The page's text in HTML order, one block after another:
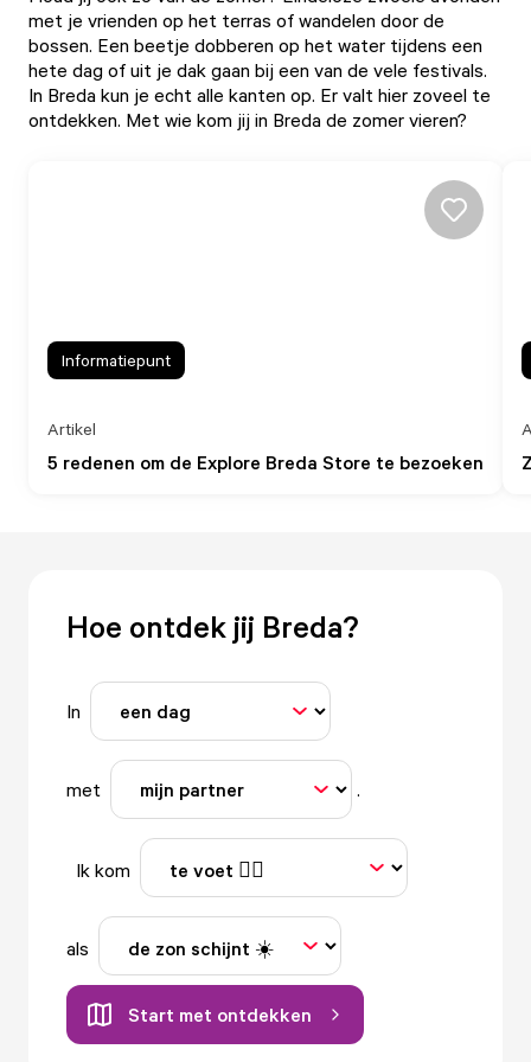
met je vrienden op het terras of wandelen door de
bossen. Een beetje dobberen op het water tijdens een
hete dag of uit je dak gaan bij een van de vele festivals.
In Breda kun je echt alle kanten op. Er valt hier zoveel te
ontdekken. Met wie kom jij in Breda de zomer vieren?
5 redenen om de Explore Breda Store te bezoeken
Artikel
Informatiepunt
Hoe ontdek jij Breda?
In
met .
Ik kom
als
Start met ontdekken